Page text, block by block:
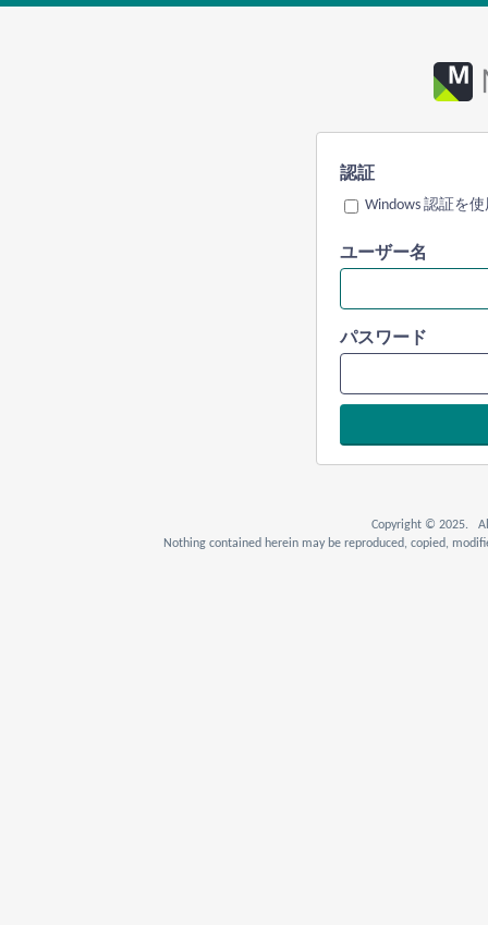
認証
Windows 認証を
ユーザー名
パスワード
Copyright © 2025. All
Nothing contained herein may be reproduced, copied,